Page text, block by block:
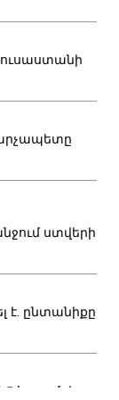
ստվերի
է. ընտանիքը
հայ ըմբիշ